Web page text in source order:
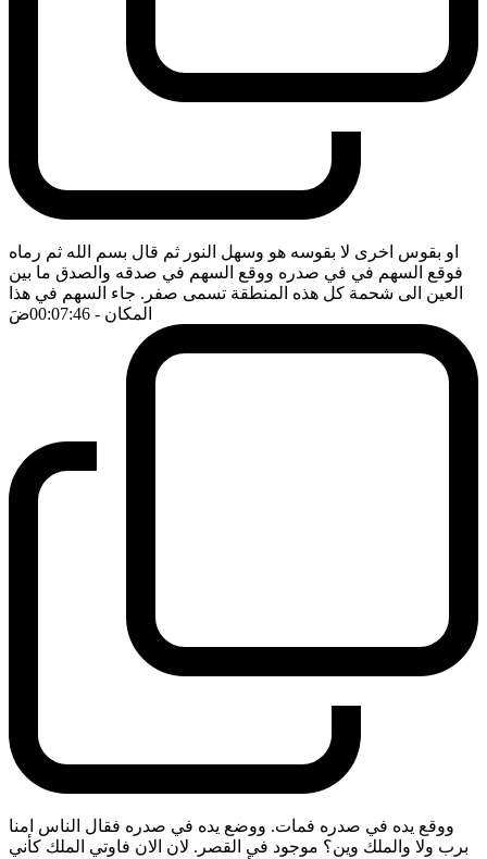
او بقوس اخرى لا بقوسه هو وسهل النور ثم قال بسم الله ثم رماه
فوقع السهم في في صدره ووقع السهم في صدقه والصدق ما بين
العين الى شحمة كل هذه المنطقة تسمى صفر. جاء السهم في هذا
المكان - 00:07:46 ضَ
ووقع يده في صدره فمات. ووضع يده في صدره فقال الناس امنا
برب ولا والملك وين؟ موجود في القصر. لان الان فاوتي الملك كأني